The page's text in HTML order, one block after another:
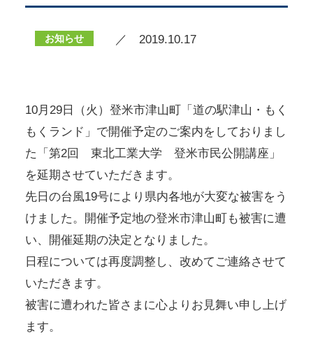
お知らせ ／ 2019.10.17
10月29日（火）登米市津山町「道の駅津山・もく
もくランド」で開催予定のご案内をしておりまし
た「第2回 東北工業大学 登米市民公開講座」
を延期させていただきます。
先日の台風19号により県内各地が大変な被害をう
けました。開催予定地の登米市津山町も被害に遭
い、開催延期の決定となりました。
日程については再度調整し、改めてご連絡させて
いただきます。
被害に遭われた皆さまに心よりお見舞い申し上げ
ます。